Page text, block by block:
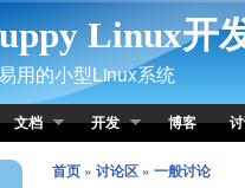
Linux开
用的小型Linux系统
文档 开发 博客
首页» 讨论区» 一般讨论